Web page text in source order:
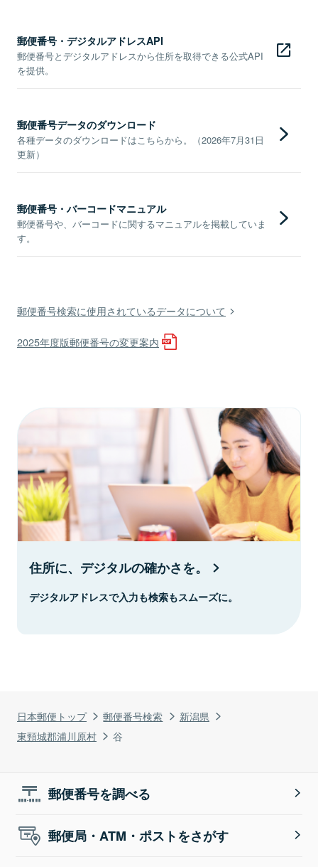
日本郵便トップ 郵便番号検索
新潟県
東頸城郡浦川原村
谷
郵便番号・デジタルアドレスAPI
郵便番号とデジタルアドレスから住所を取得できる公式API
を提供。
郵便番号データのダウンロード
各種データのダウンロードはこちらから。（2026年7月31日
更新）
郵便番号・バーコードマニュアル
郵便番号や、バーコードに関するマニュアルを掲載していま
す。
郵便番号検索に使用されているデータについて
2025年度版郵便番号の変更案内
住所に、デジタルの確かさを。
デジタルアドレスで入力も検索もスムーズに。
郵便番号を調べる
郵便局・ATM・ポストをさがす